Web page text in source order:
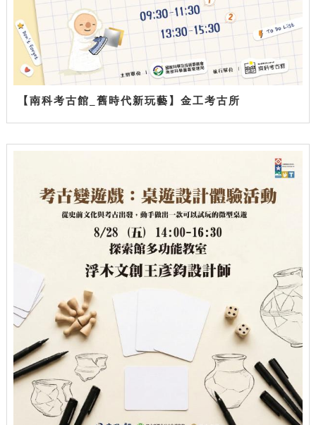
【南科考古館_舊時代新玩藝】金工考古所